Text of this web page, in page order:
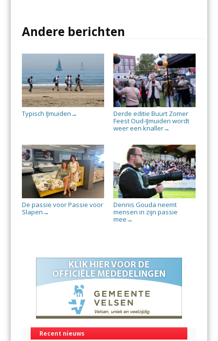
Andere berichten
Typisch IJmuiden →
Derde editie Buurt Zomer
Feest Oud-IJmuiden wordt
weer een knaller→
De passie voor Passie voor
Slapen →
Dennis Gouda neemt
mensen in zijn passie
mee →
Recent nieuws